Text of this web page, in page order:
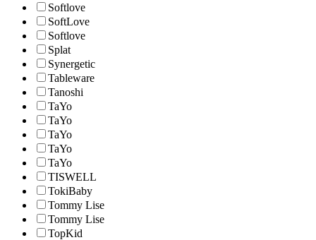
Softlove
SoftLove
Softlove
Splat
Synergetic
Tableware
Tanoshi
TaYo
TaYo
TaYo
TaYo
TaYo
TISWELL
TokiBaby
Tommy Lise
Tommy Lise
TopKid